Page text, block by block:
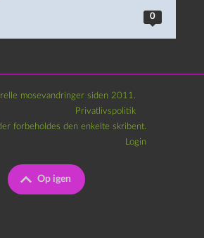
0
mosevandringer siden 2011.
Privatlivspolitik
Op igen
forbeholdes den enkelte skribent.
Login